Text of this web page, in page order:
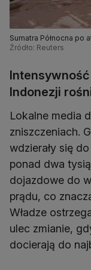
Sumatra Północna po
Źródło: Reuters
Indonezji
Lokalne media
zniszczeniach.
wdzierały się
ponad dwa
dojazdowe do
prądu, co
Władze
ulec zmianie,
docierają do